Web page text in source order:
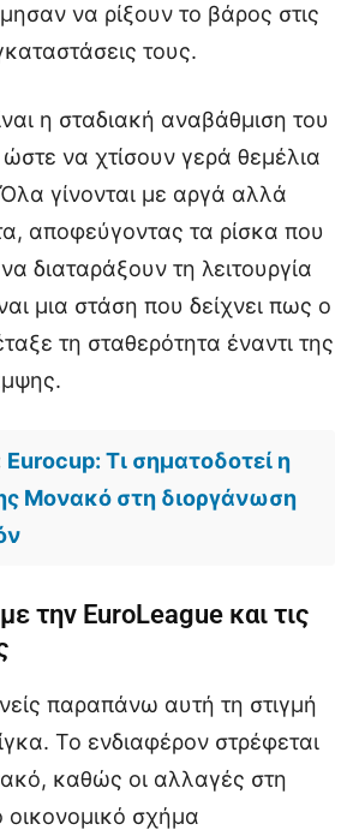
να ρίξουν το βάρος στις
τους.
η σταδιακή αναβάθμιση του
ώστε να χτίσουν γερά θεμέλια
γίνονται με αργά αλλά
αποφεύγοντας τα ρίσκα που
διαταράξουν τη λειτουργία
μια στάση που δείχνει πως ο
τη σταθερότητα έναντι της
Eurocup: Τι σηματοδοτεί η
Μονακό στη διοργάνωση
την EuroLeague και τις
παραπάνω αυτή τη στιγμή
Το ενδιαφέρον στρέφεται
καθώς οι αλλαγές στη
οικονομικό σχήμα